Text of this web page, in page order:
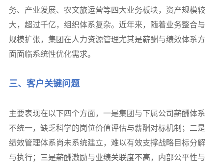
务、产业发展、农文旅运营等四大业务板块，资产规模较
大，超过千亿，组织体系复杂。近年来，随着业务整合与
规模扩张，集团在人力资源管理尤其是薪酬与绩效体系方
面面临系统性优化需求。
三、 客户关键问题
主要表现在以下四个方面，一是集团与下属公司薪酬体系
不统一，缺乏科学的岗位价值评估与薪酬对标机制；二是
绩效管理体系尚未系统建立，难以有效支撑战略目标分解
与执行；三是薪酬激励与业绩关联度不高，内部公平性与